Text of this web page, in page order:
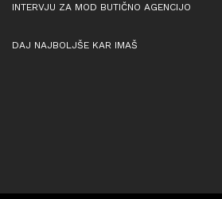
INTERVJU ZA MOD BUTIČNO AGENCIJO
DAJ NAJBOLJŠE KAR IMAŠ